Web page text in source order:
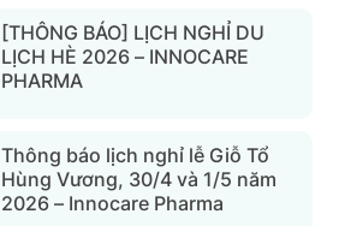
[THÔNG BÁO] LỊCH NGHỈ DU
LỊCH HÈ 2026 – INNOCARE
PHARMA
Thông báo lịch nghỉ lễ Giỗ Tổ
Hùng Vương, 30/4 và 1/5 năm
2026 – Innocare Pharma